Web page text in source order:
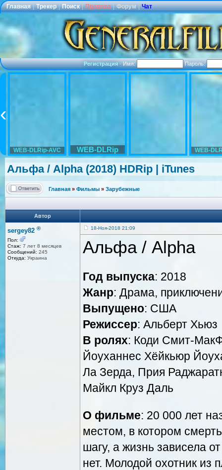
Главная | Трекер | Поиск | Правила | Форум | Чат
Регистрация·Имя: Пароль:
WEB-DLRip-AVC WEB-DLRip WEB-
Альфа / Alpha (2018) HDRip | iTunes
Главная » Фильмы » Зарубежные
Автор
sergey82 ®
Пол:
Стаж: 7 лет 8 месяцев
Сообщений: 245
Откуда: Украина
18-Ноя-2018 21:09
Альфа / Alpha
Год выпуска: 2018
Жанр: Драма,
Выпущено: США
Режиссер: Альберт Хьюз
В ролях: Коди Смит-
Йоуханнес Хёйкьюр
Ла Зерда, Прия
Майкл Круз Даль
О фильме: 20 000 лет
местом, в котором
шагу, а жизнь зависела
нет. Молодой охотник из